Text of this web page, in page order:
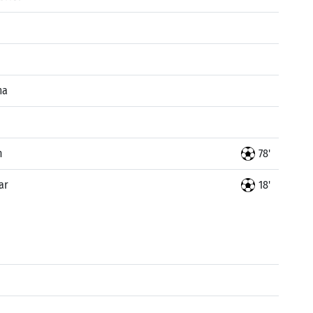
78'
18'